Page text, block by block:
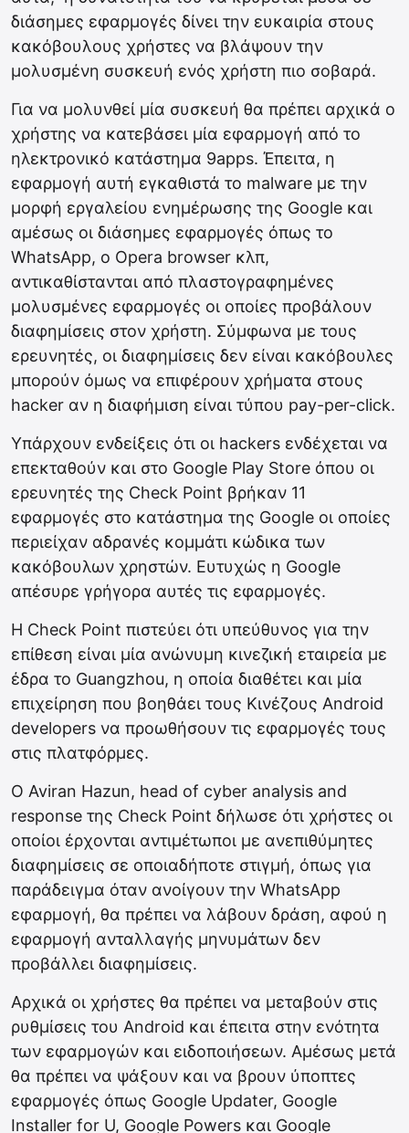
διάσημες εφαρμογές δίνει την ευκαιρία στους
κακόβουλους χρήστες να βλάψουν την
μολυσμένη συσκευή ενός χρήστη πιο σοβαρά.
Για να μολυνθεί μία συσκευή θα πρέπει αρχικά ο
χρήστης να κατεβάσει μία εφαρμογή από το
ηλεκτρονικό κατάστημα 9apps. Έπειτα, η
εφαρμογή αυτή εγκαθιστά το malware με την
μορφή εργαλείου ενημέρωσης της Google και
αμέσως οι διάσημες εφαρμογές όπως το
WhatsApp, ο Opera browser κλπ,
αντικαθίστανται από πλαστογραφημένες
μολυσμένες εφαρμογές οι οποίες προβάλουν
διαφημίσεις στον χρήστη. Σύμφωνα με τους
ερευνητές, οι διαφημίσεις δεν είναι κακόβουλες
μπορούν όμως να επιφέρουν χρήματα στους
hacker αν η διαφήμιση είναι τύπου pay-per-click.
Υπάρχουν ενδείξεις ότι οι hackers ενδέχεται να
επεκταθούν και στο Google Play Store όπου οι
ερευνητές της Check Point βρήκαν 11
εφαρμογές στο κατάστημα της Google οι οποίες
περιείχαν αδρανές κομμάτι κώδικα των
κακόβουλων χρηστών. Ευτυχώς η Google
απέσυρε γρήγορα αυτές τις εφαρμογές.
Η Check Point πιστεύει ότι υπεύθυνος για την
επίθεση είναι μία ανώνυμη κινεζική εταιρεία με
έδρα το Guangzhou, η οποία διαθέτει και μία
επιχείρηση που βοηθάει τους Κινέζους Android
developers να προωθήσουν τις εφαρμογές τους
στις πλατφόρμες.
Ο Aviran Hazun, head of cyber analysis and
response της Check Point δήλωσε ότι χρήστες οι
οποίοι έρχονται αντιμέτωποι με ανεπιθύμητες
διαφημίσεις σε οποιαδήποτε στιγμή, όπως για
παράδειγμα όταν ανοίγουν την WhatsApp
εφαρμογή, θα πρέπει να λάβουν δράση, αφού η
εφαρμογή ανταλλαγής μηνυμάτων δεν
προβάλλει διαφημίσεις.
Αρχικά οι χρήστες θα πρέπει να μεταβούν στις
ρυθμίσεις του Android και έπειτα στην ενότητα
των εφαρμογών και ειδοποιήσεων. Αμέσως μετά
θα πρέπει να ψάξουν και να βρουν ύποπτες
εφαρμογές όπως Google Updater, Google
Installer for U, Google Powers και Google